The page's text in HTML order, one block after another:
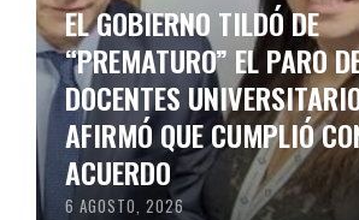
EL GOBIERNO TILDÓ DE
“PREMATURO” EL PARO
DOCENTES
AFIRMÓ QUE CUMPLIÓ
ACUERDO
6 AGOSTO, 2026